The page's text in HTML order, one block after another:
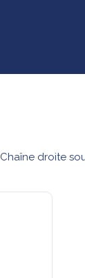
Chaîne droite